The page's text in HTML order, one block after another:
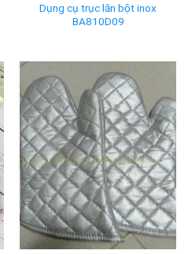
Dụng cụ trục lăn bột inox
BA810D09